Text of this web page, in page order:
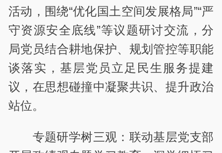
活动，围绕“优化国土空间发展格局”“严
守资源安全底线”等议题研讨交流，分
局党员结合耕地保护、规划管控等职能
谈落实，基层党员立足民生服务提建
议，在思想碰撞中凝聚共识、提升政治
站位。
专题研学树三观：联动基层党支部